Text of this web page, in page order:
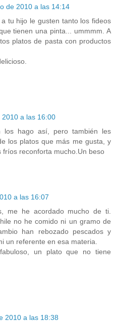
de 2010 a las 14:14
tu hijo le gusten tanto los fideos
tienen una pinta... ummmm. A
platos de pasta con productos
a las 16:00
los hago así, pero también les
los platos que más me gusta, y
fríos reconforta mucho.Un beso
a las 16:07
me he acordado mucho de ti.
no he comido ni un gramo de
han rebozado pescados y
un referente en esa materia.
un plato que no tiene
2010 a las 18:38